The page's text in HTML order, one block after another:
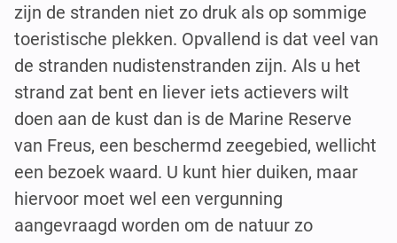
zijn de stranden niet zo druk als op sommige
toeristische plekken. Opvallend is dat veel van
de stranden nudistenstranden zijn. Als u het
strand zat bent en liever iets actievers wilt
doen aan de kust dan is de Marine Reserve
van Freus, een beschermd zeegebied, wellicht
een bezoek waard. U kunt hier duiken, maar
hiervoor moet wel een vergunning
aangevraagd worden om de natuur zo